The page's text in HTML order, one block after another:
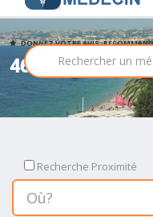
464 Médecin
DONNEZ VOTRE AVIS,
Recherche Proximité